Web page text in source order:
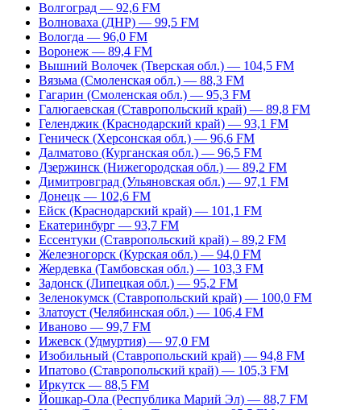
Волгоград — 92,6 FM
Волноваха (ДНР) — 99,5 FM
Вологда — 96,0 FM
Воронеж — 89,4 FM
Вышний Волочек (Тверская обл.) — 104,5 FM
Вязьма (Смоленская обл.) — 88,3 FM
Гагарин (Смоленская обл.) — 95,3 FM
Галюгаевская (Ставропольский край) — 89,8 FM
Геленджик (Краснодарский край) — 93,1 FM
Геническ (Херсонская обл.) — 96,6 FM
Далматово (Курганская обл.) — 96,5 FM
Дзержинск (Нижегородская обл.) — 89,2 FM
Димитровград (Ульяновская обл.) — 97,1 FM
Донецк — 102,6 FM
Ейск (Краснодарский край) — 101,1 FM
Екатеринбург — 93,7 FM
Ессентуки (Ставропольский край) – 89,2 FM
Железногорск (Курская обл.) — 94,0 FM
Жердевка (Тамбовская обл.) — 103,3 FM
Задонск (Липецкая обл.) — 95,2 FM
Зеленокумск (Ставропольский край) — 100,0 FM
Златоуст (Челябинская обл.) — 106,4 FM
Иваново — 99,7 FM
Ижевск (Удмуртия) — 97,0 FM
Изобильный (Ставропольский край) — 94,8 FM
Ипатово (Ставропольский край) — 105,3 FM
Иркутск — 88,5 FM
Йошкар-Ола (Республика Марий Эл) — 88,7 FM